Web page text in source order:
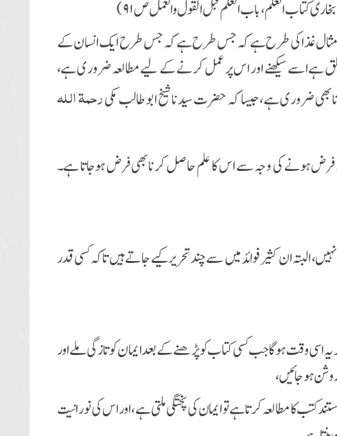
کتاب العلم، باب العلم قبل القول والعمل ص ۹۱)
مثال غذا کی طرح ہے کہ جس طرح ہے کہ جس طرح ایک انسان کے
ہے اسے سیکھنے اور اس پر عمل کر نے کے لیے مطالعہ ضروری ہے،
بھی ضروری ہے، جیسا کہ حضرت سیدنا شیخ ابو طالب مکیرحمۃ اللہ
ہونے کی وجہ سے اس کا علم حاصل کرنا بھی فرض ہوجاتا ہے۔
نہیں، البتہ ان کثیر فوائد میں سے چند تحریر کیے جاتے ہیں تاکہ کسی قدر
اسی وقت ہوگا جب کسی کتاب کو پڑھنے کے بعد ایمان کو تازگی ملے اور
ہوجائیں،
کتب کا مطالعہ کرتا ہے تو ایمان کی پختگی ملتی ہے، اوراس کی نورانیت